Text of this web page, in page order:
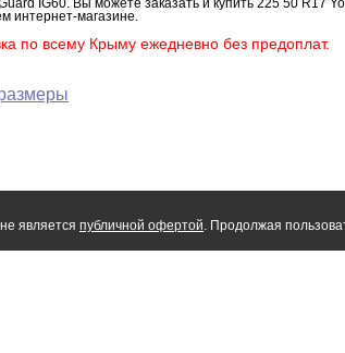
IG60. Вы можете заказать и купить 225 50 R17
интернет-магазине.
по всему Крыму ежедневно без предоплат.
является публичной офертой. Продолжая